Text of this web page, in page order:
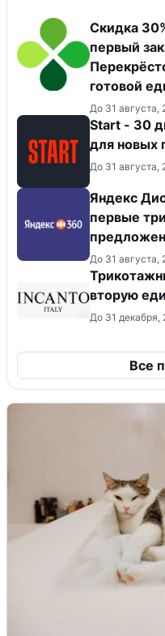
Скидка
первый
готовой
До 31 августа,
Start - 30
для новых
До 31 августа,
Яндекс
первые
До 31 августа,
вторую
До 31 декабря,
Все